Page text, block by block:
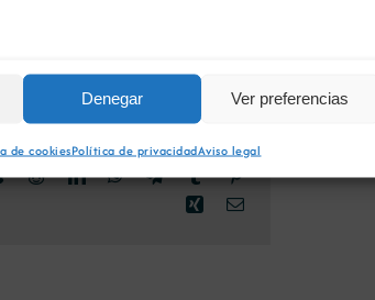
Denegar Ver preferencias
de cookiesPolítica de privacidadAviso legal
BlueskyRedditLinkedInWhatsApp
TelegramTumblrPinterest
XingCorreo